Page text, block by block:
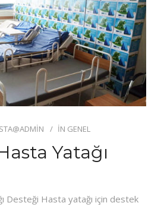
IN GENEL
Yatağı
Desteği Hasta yatağı için destek